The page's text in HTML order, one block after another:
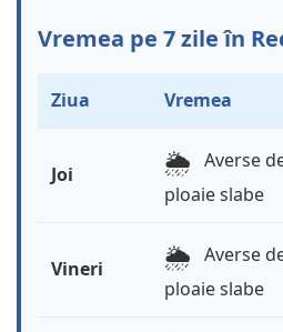
Vremea pe 7 zile în
Ziua Vremea
Joi 🌦️ Averse
ploaie slabe
Vineri 🌦️ Averse
ploaie slabe